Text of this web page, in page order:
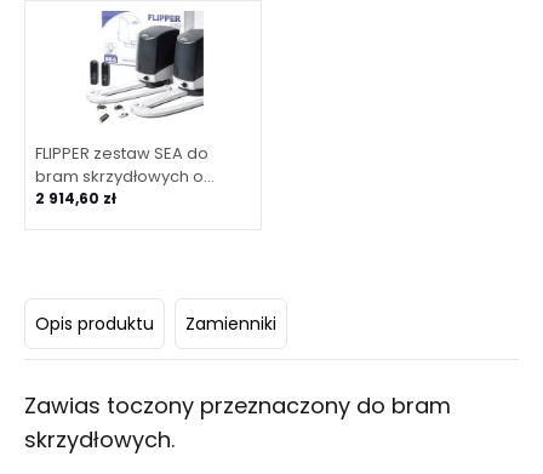
FLIPPER zestaw SEA do
bram skrzydłowych o
maksymalnej długości
2 914,60 zł
Opis produktu Zamienniki
Zawias toczony przeznaczony do bram
skrzydłowych.